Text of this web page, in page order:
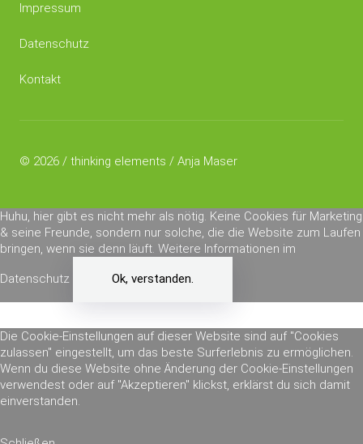
Impressum
Datenschutz
Kontakt
© 2026 / thinking elements / Anja Maser
Huhu, hier gibt es nicht mehr als nötig. Keine Cookies für Marketing
& seine Freunde, sondern nur solche, die die Website zum Laufen
bringen, wenn sie denn läuft. Weitere Informationen im
Datenschutz Ok, verstanden.
Die Cookie-Einstellungen auf dieser Website sind auf "Cookies
zulassen" eingestellt, um das beste Surferlebnis zu ermöglichen.
Wenn du diese Website ohne Änderung der Cookie-Einstellungen
verwendest oder auf "Akzeptieren" klickst, erklärst du sich damit
einverstanden.